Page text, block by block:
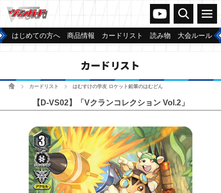
ヴァンガードch
検索 メニュー
はじめての方へ 商品情報 カードリスト 読み物 大会ルール
カードリスト
ホームカードリスト はむすけの学友 ロケット鉛筆のはむどん
【D-VS02】「Vクランコレクション Vol.2」